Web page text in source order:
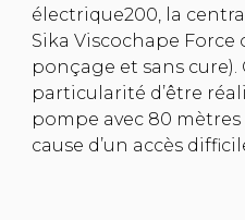
électrique200, la
Sika Viscochape Force
ponçage et sans
particularité d’être
pompe avec 80
cause d’un accès